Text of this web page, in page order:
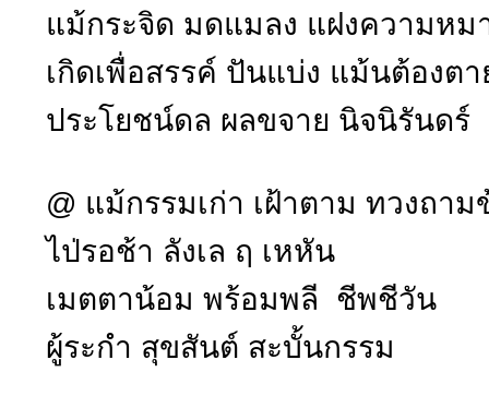
แม้กระจิด มดแมลง แฝงความหม
เกิดเพื่อสรรค์ ปันแบ่ง แม้นต้องตา
ประโยชน์ดล ผลขจาย นิจนิรันดร์
@ แม้กรรมเก่า เฝ้าตาม ทวงถาม
ไป่รอช้า ลังเล ฤ เหหัน
เมตตาน้อม พร้อมพลี ชีพชีวัน
ผู้ระกำ สุขสันต์ สะบั้นกรรม